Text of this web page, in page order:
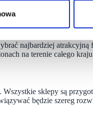
wizytę w wybranym
w domu lub biurze,
Dodatkowo klienci
najbardziej atrakcyjną
na terenie całego
sklepy są
będzie szereg